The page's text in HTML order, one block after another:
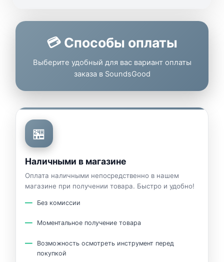
💳 Способы оплаты
Выберите удобный для вас вариант оплаты
заказа в SoundsGood
🏪
Наличными в магазине
Оплата наличными непосредственно в нашем
магазине при получении товара. Быстро и удобно!
Без комиссии
Моментальное получение товара
Возможность осмотреть инструмент перед
покупкой